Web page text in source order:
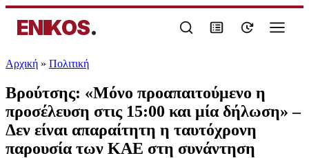
ENIKOS.
Αρχική » Πολιτική
Βρούτσης: «Μόνο προαπαιτούμενο η
προσέλευση στις 15:00 και μία δήλωση» –
Δεν είναι απαραίτητη η ταυτόχρονη
παρουσία των ΚΑΕ στη συνάντηση